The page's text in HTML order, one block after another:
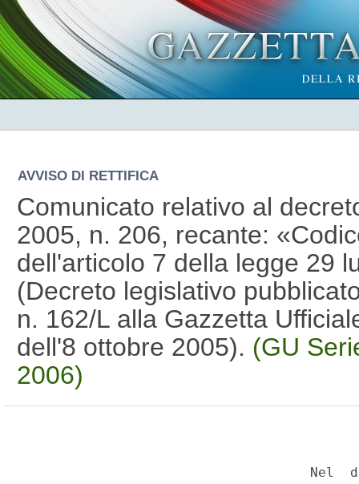
AVVISO DI RETTIFICA
Comunicato relativo al
2005, n. 206, recante:
dell'articolo 7 della legge 29
(Decreto legislativo
n. 162/L alla Gazzetta
dell'8 ottobre 2005). (GU
2006)